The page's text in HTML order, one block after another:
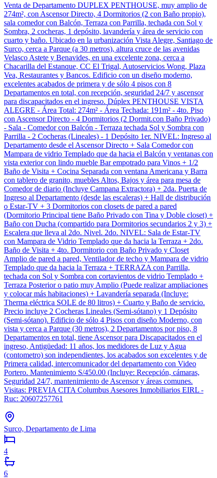
Venta de Departamento DUPLEX PENTHOUSE, muy amplio de
274m², con Ascensor Directo, 4 Dormitorios (2 con Baño propio),
sala comedor con Balcón, Terraza con Parrilla, techada con Sol y
Sombra, 2 cocheras, 1 depósito, lavandería y área de servicio con
cuarto y baño. Ubicado en la urbanización Vista Alegre, Santiago de
Surco, cerca a Parque (a 30 metros), altura cruce de las avenidas
Velasco Astete y Benavides, en una excelente zona, cerca a
Chacarilla del Estanque, CC El Trigal, Autoservicios Wong, Plaza
Vea, Restaurantes y Bancos. Edificio con un diseño moderno,
excelentes acabados de primera y de sólo 4 pisos con 8
Departamentos en total, con recepción, seguridad 24/7 y ascensor
para discapacitados en el ingreso. Dúplex PENTHOUSE VISTA
ALEGRE - Área Total: 274m² - Área Techada: 191m² - 4to. Piso
con Ascensor Directo - 4 Dormitorios (2 Dormit.con Baño Privado)
- Sala - Comedor con Balcón - Terraza techada Sol y Sombra con
Parrilla - 2 Cocheras (Lineales) - 1 Depósito 1er. NIVEL: Ingreso al
Departamento desde el Ascensor Directo + Sala Comedor con
Mampara de vidrio Templado que da hacia el Balcón y ventanas con
vista exterior con lindo mueble Bar empotrado para Vinos + 1/2
Baño de Visita + Cocina Separada con ventana Americana y Barra
con tablero de granito, muebles Altos, Bajos y área para mesa de
Comedor de diario (Incluye Campana Extractora) + 2da. Puerta de
Ingreso al Departamento (desde las escaleras) + Hall de distribución
o Estar-TV + 3 Dormitorios con closets de pared a pared
(Dormitorio Principal tiene Baño Privado con Tina y Doble closet) +
Baño con Ducha (compartido para Dormitorios secundarios 2 y 3) +
Escalera que lleva al 2do. Nivel. 2do. NIVEL: Sala de Estar-TV
con Mampara de Vidrio Templado que da hacia la Terraza + 2do.
Baño de Visita + 4to. Dormitorio con Baño Privado y Closet
Amplio de pared a pared, Ventilador de techo y Mampara de vidrio
Templado que da hacia la Terraza + TERRAZA con Parrilla,
techada con Sol y Sombra con cortavientos de vidrio Templado +
Terraza Posterior o patio muy Amplio (Puede realizar ampliaciones
y colocar más habitaciones) + Lavandería separada (Incluye:
Therma eléctrica SOLE de 80 litros) + Cuarto y Baño de servicio.
Precio incluye 2 Cocheras Lineales (Semi-sótano) y 1 Depósito
(Semi-sótano). Edificio de sólo 4 Pisos con diseño Moderno, con
vista y cerca a Parque (30 metros), 2 Departamentos por piso, 8
Departamentos en total, tiene Ascensor para Discapacitados en el
ingreso, Antigüedad: 11 años, los medidores de Luz y Agua
(contometro) son independientes, los acabados son excelentes y de
Primera calidad, intercomunicador del departamento con Video
Portero. Mantenimiento S/450.00 (Incluye: Recepción, cámaras,
Seguridad 24/7, mantenimiento de Ascensor y áreas comunes.
Visitas: PREVIA CITA Columbus Asesores Inmobiliarios EIRL -
Ruc: 20607257761
Surco, Departamento de Lima
4
6